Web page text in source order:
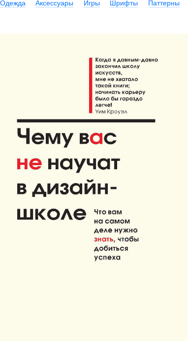
Одежда Аксессуары Игры Шрифты Паттерны